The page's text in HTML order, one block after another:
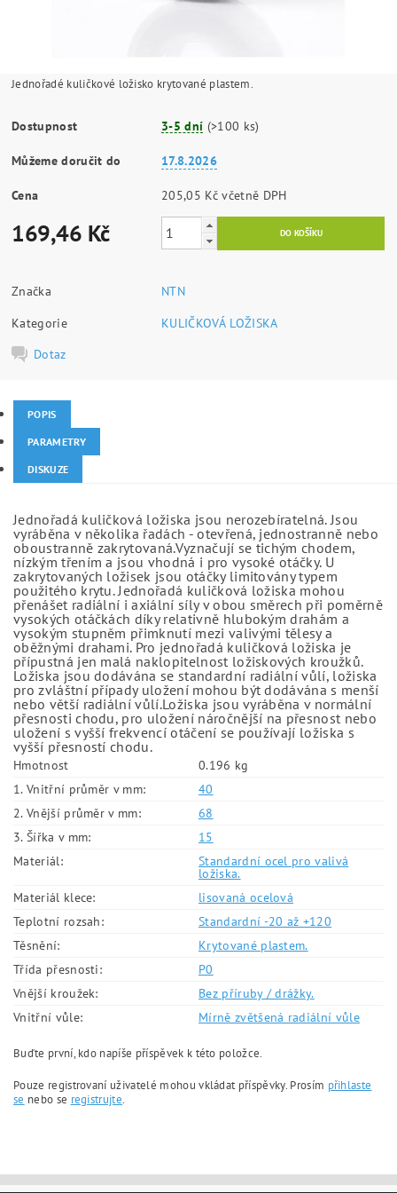
Jednořadé kuličkové ložisko krytované plastem.
Dostupnost 3-5 dní (>100 ks)
Můžeme doručit do 17.8.2026
Cena 205,05 Kč včetně DPH
169,46 Kč
Značka
NTN
Kategorie
KULIČKOVÁ LOŽISKA
Dotaz
POPIS
PARAMETRY
DISKUZE
Jednořadá kuličková ložiska jsou nerozebíratelná. Jsou
vyráběna v několika řadách - otevřená, jednostranně nebo
oboustranně zakrytovaná.Vyznačují se tichým chodem,
nízkým třením a jsou vhodná i pro vysoké otáčky. U
zakrytovaných ložisek jsou otáčky limitovány typem
použitého krytu. Jednořadá kuličková ložiska mohou
přenášet radiální i axiální síly v obou směrech při poměrně
vysokých otáčkách díky relativně hlubokým drahám a
vysokým stupněm přimknutí mezi valivými tělesy a
oběžnými drahami. Pro jednořadá kuličková ložiska je
přípustná jen malá naklopitelnost ložiskových kroužků.
Ložiska jsou dodávána se standardní radiální vůlí, ložiska
pro zvláštní případy uložení mohou být dodávána s menší
nebo větší radiální vůlí.Ložiska jsou vyráběna v normální
přesnosti chodu, pro uložení náročnější na přesnost nebo
uložení s vyšší frekvencí otáčení se používají ložiska s
vyšší přesností chodu.
Hmotnost
0.196 kg
1. Vnitřní průměr v mm:
40
2. Vnější průměr v mm:
68
3. Šířka v mm:
15
Materiál:
Standardní ocel pro valivá
ložiska.
Materiál klece:
lisovaná ocelová
Teplotní rozsah:
Standardní -20 až +120
Těsnění:
Krytované plastem.
Třída přesnosti:
P0
Vnější kroužek:
Bez příruby / drážky.
Vnitřní vůle:
Mírně zvětšená radiální vůle
Buďte první, kdo napíše příspěvek k této položce.
Pouze registrovaní uživatelé mohou vkládat příspěvky. Prosím přihlaste
se nebo se registrujte.